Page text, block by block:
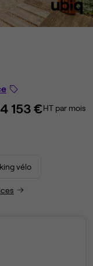
153 €HT par mois
vélo